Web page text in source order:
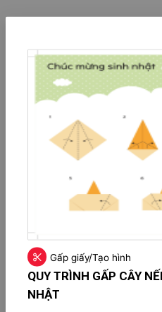
Gấp giấy/Tạo hình
QUY TRÌNH GẤP CÂY
NHẬT